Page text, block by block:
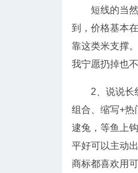
短线的当然
到，价格基本
靠这类米支撑
我宁愿扔掉也
2、说说长线
组合、缩写+热
逮兔，等鱼上
平好可以主动
商标都喜欢用